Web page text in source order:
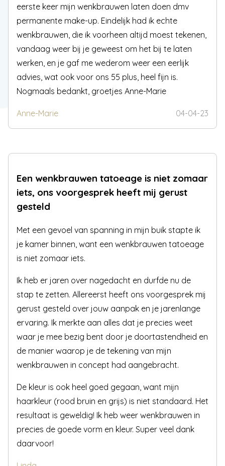
eerste keer mijn wenkbrauwen laten doen dmv
permanente make-up. Eindelijk had ik echte
wenkbrauwen, die ik voorheen altijd moest tekenen,
vandaag weer bij je geweest om het bij te laten
werken, en je gaf me wederom weer een eerlijk
advies, wat ook voor ons 55 plus, heel fijn is.
Nogmaals bedankt, groetjes Anne-Marie
Anne-Marie 04-04-23
Een wenkbrauwen tatoeage is niet zomaar
iets, ons voorgesprek heeft mij gerust
gesteld
Met een gevoel van spanning in mijn buik stapte ik
je kamer binnen, want een wenkbrauwen tatoeage
is niet zomaar iets.
Ik heb er jaren over nagedacht en durfde nu de
stap te zetten. Allereerst heeft ons voorgesprek mij
gerust gesteld over jouw aanpak en je jarenlange
ervaring. Ik merkte aan alles dat je precies weet
waar je mee bezig bent door je doortastendheid en
de manier waarop je de tekening van mijn
wenkbrauwen in concept had aangebracht.
De kleur is ook heel goed gegaan, want mijn
haarkleur (rood bruin en grijs) is niet standaard. Het
resultaat is geweldig! Ik heb weer wenkbrauwen in
precies de goede vorm en kleur. Super veel dank
daarvoor!